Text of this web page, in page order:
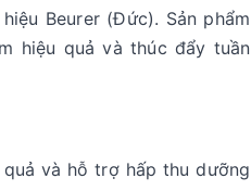
Beurer (Đức). Sản phẩm
hiệu quả và thúc đẩy tuần
và hỗ trợ hấp thu dưỡng